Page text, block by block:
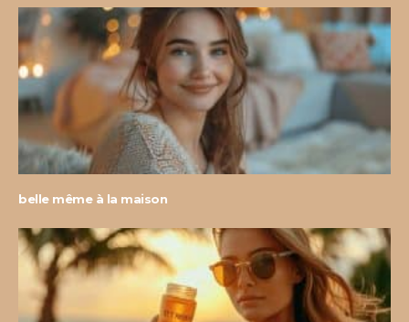
belle même à la maison